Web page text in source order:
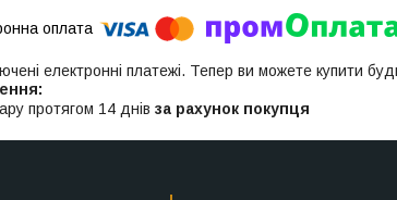
електронні платежі. Тепер ви можете купити
протягом 14 днів за рахунок покупця